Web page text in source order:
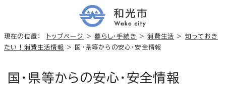
現在の位置： トップページ >暮らし・手続き >消費生活 > 知っておき
たい！消費生活情報 > 国・県等からの安心・安全情報
国・県等からの安心・安全情報